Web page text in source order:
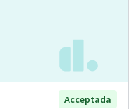
Acceptada